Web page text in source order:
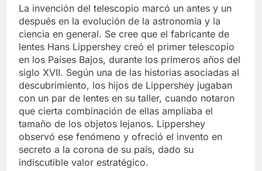
La invención del telescopio marcó un antes y un
después en la evolución de la astronomía y la
ciencia en general. Se cree que el fabricante de
lentes Hans Lippershey creó el primer telescopio
en los Países Bajos, durante los primeros años del
siglo XVII. Según una de las historias asociadas al
descubrimiento, los hijos de Lippershey jugaban
con un par de lentes en su taller, cuando notaron
que cierta combinación de ellas ampliaba el
tamaño de los objetos lejanos. Lippershey
observó ese fenómeno y ofreció el invento en
secreto a la corona de su país, dado su
indiscutible valor estratégico.